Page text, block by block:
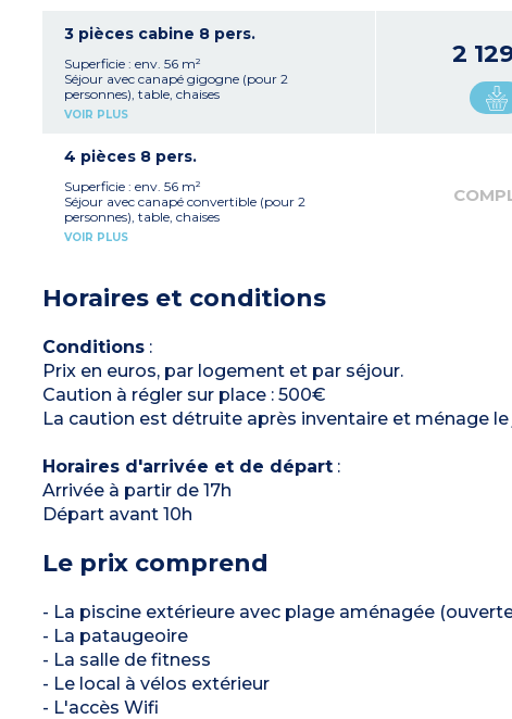
1 chambre avec 1 lit double (160 x 200 cm)
1 chambre avec 2 lits simples (zippables)
Salle de bain avec douche et baignoire, WC,
sèche-cheveux
Balcon ou terrasse avec mobilier
3 pièces cabine 8 pers.
Superficie : env. 56 m²
Séjour avec canapé gigogne (pour 2
personnes), table, chaises
Kitchenette équipée avec réfrigérateur, plaque
1 chambre avec 1 lit double (160 x 200 cm)
1 chambre avec 2 lits simples (zippables)
1 cabine avec lits superposés
Salle de bain avec douche et baignoire, WC,
sèche-cheveux
Balcon ou terrasse avec mobilier
VOIR PLUS
2
4 pièces 8 pers.
Superficie : env. 56 m²
Séjour avec canapé convertible (pour 2
personnes), table, chaises
Kitchenette équipée avec réfrigérateur, plaque
2 chambres avec 2 lits simples (zippables)
Salle de bain avec douche et baignoire, WC,
Balcon ou terrasse avec mobilier
VOIR PLUS
Horaires et conditions
Conditions:
Prix en euros, par logement et par séjour.
Caution à régler sur place : 500€
La caution est détruite après inventaire et ménage
Horaires d'arrivée et de départ:
Arrivée à partir de 17h
Départ avant 10h
Le prix comprend
- La piscine extérieure avec plage aménagée
- La pataugeoire
- La salle de fitness
- Le local à vélos extérieur
- L'accès Wifi